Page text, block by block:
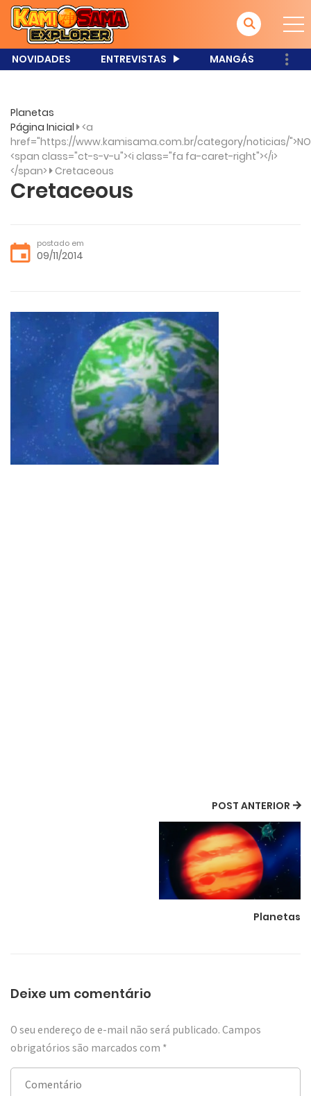
NOVIDADES ENTREVISTAS MANGÁS
Planetas
Página Inicial <a
href="https://www.kamisama.com.br/category/noticias/
<span class="ct-s-v-u"><i class="fa fa-caret-right"></i>
</span> Cretaceous
Cretaceous
postado em
09/11/2014
POST ANTERIOR
Planetas
Deixe um comentário
O seu endereço de e-mail não será publicado. Campos
obrigatórios são marcados com *